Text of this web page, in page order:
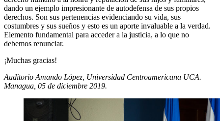
dando un ejemplo impresionante de autodefensa de sus propios
derechos. Son sus pertenencias evidenciando su vida, sus
costumbres y sus sueños y esto es un aporte invaluable a la verdad.
Elemento fundamental para acceder a la justicia, a lo que no
debemos renunciar.
¡Muchas gracias!
Auditorio Amando López, Universidad Centroamericana UCA.
Managua, 05 de diciembre 2019.